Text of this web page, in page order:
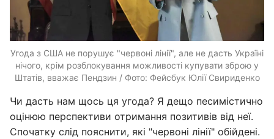
Угода з США не порушує "червоні лінії", але не дасть Україні
нічого, крім розблокування можливості купувати зброю у
Штатів, вважає Пендзин / Фото: Фейсбук Юлії Свириденко
Чи дасть нам щось ця угода? Я дещо песимістично
оцінюю перспективи отримання позитивів від неї.
Спочатку слід пояснити, які "червоні лінії" обійдені.